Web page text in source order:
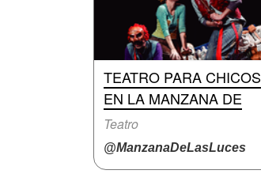
TEATRO PARA CHICOS
EN LA MANZANA DE
Teatro
@ManzanaDeLasLuces